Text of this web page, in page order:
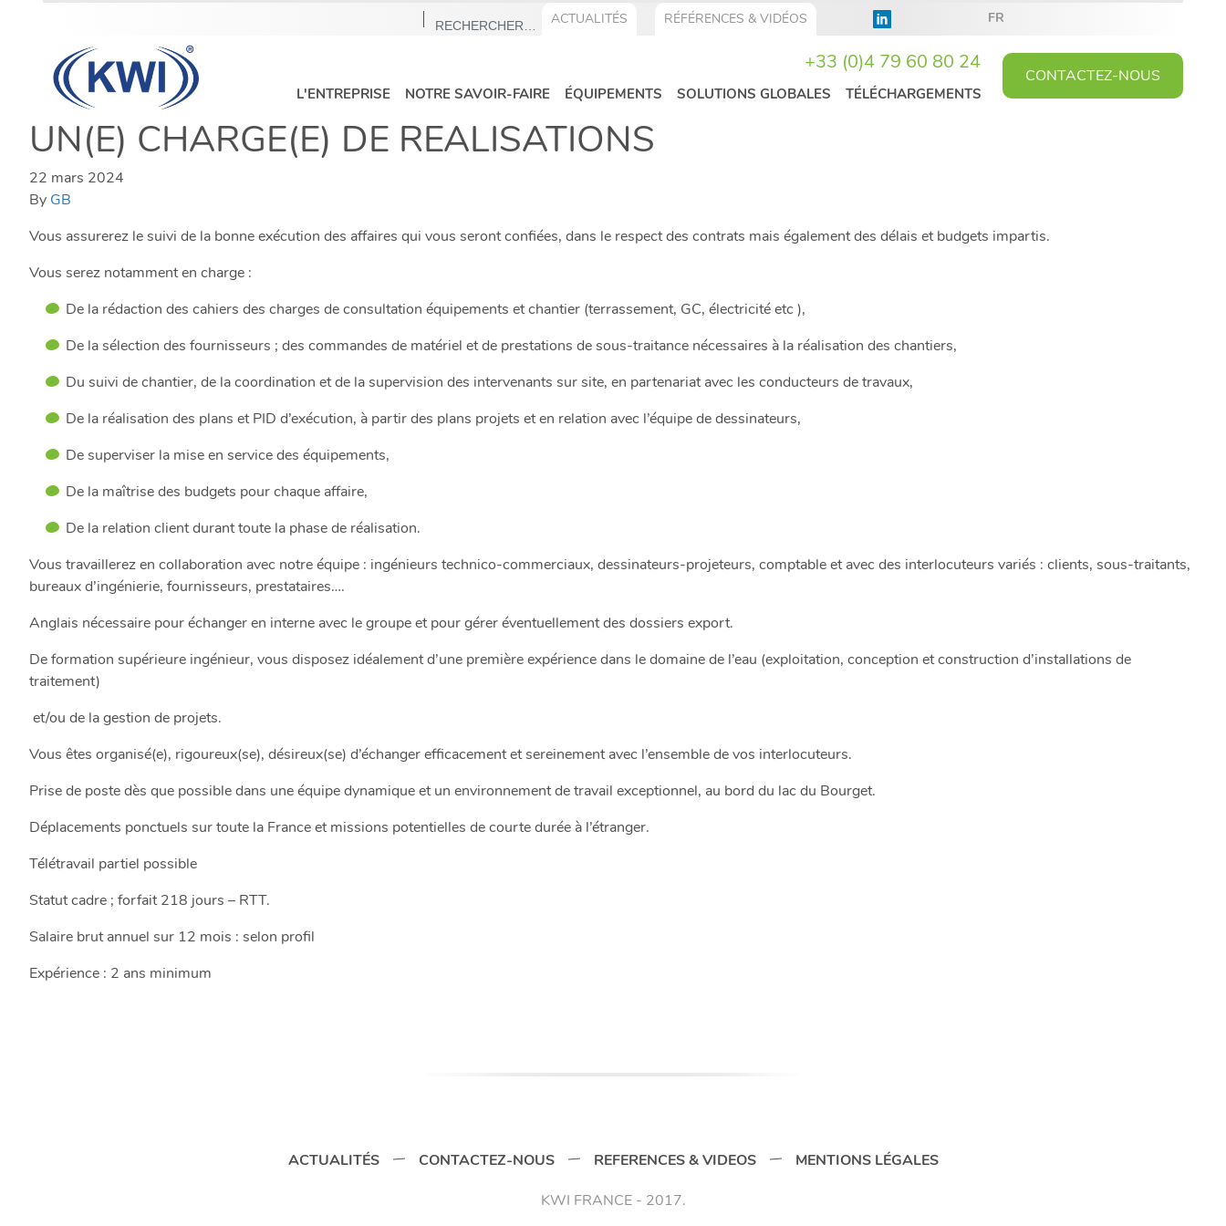
RECHERCHER :
ACTUALITÉS RÉFÉRENCES & VIDÉOS FR
+33 (0)4 79 60 80 24
L'ENTREPRISE NOTRE SAVOIR-FAIRE ÉQUIPEMENTS SOLUTIONS GLOBALES TÉLÉCHARGEMENTS
CONTACTEZ-NOUS
L'ENTREPRISE
NOTRE
FAIRE
SOLUTIONS
TÉLÉCHARGEMENTS
CONTACTEZ-
RÉFÉRENCES
VIDÉOS
LinkedIn
UN(E) CHARGE(E) DE REALISATIONS
22 mars 2024
By GB
Vous assurerez le suivi de la bonne exécution des affaires qui vous seront confiées, dans le respect des contrats mais également des délais et budgets impartis.
Vous serez notamment en charge :
De la rédaction des cahiers des charges de consultation équipements et chantier (terrassement, GC, électricité etc ),
De la sélection des fournisseurs ; des commandes de matériel et de prestations de sous-traitance nécessaires à la réalisation des chantiers,
Du suivi de chantier, de la coordination et de la supervision des intervenants sur site, en partenariat avec les conducteurs de travaux,
De la réalisation des plans et PID d’exécution, à partir des plans projets et en relation avec l’équipe de dessinateurs,
De superviser la mise en service des équipements,
De la maîtrise des budgets pour chaque affaire,
De la relation client durant toute la phase de réalisation.
Vous travaillerez en collaboration avec notre équipe : ingénieurs technico-commerciaux, dessinateurs-projeteurs, comptable et avec des interlocuteurs variés : clients, sous-traitants,
bureaux d’ingénierie, fournisseurs, prestataires….
Anglais nécessaire pour échanger en interne avec le groupe et pour gérer éventuellement des dossiers export.
De formation supérieure ingénieur, vous disposez idéalement d’une première expérience dans le domaine de l’eau (exploitation, conception et construction d’installations de
traitement)
et/ou de la gestion de projets.
Vous êtes organisé(e), rigoureux(se), désireux(se) d’échanger efficacement et sereinement avec l’ensemble de vos interlocuteurs.
Prise de poste dès que possible dans une équipe dynamique et un environnement de travail exceptionnel, au bord du lac du Bourget.
Déplacements ponctuels sur toute la France et missions potentielles de courte durée à l’étranger.
Télétravail partiel possible
Statut cadre ; forfait 218 jours – RTT.
Salaire brut annuel sur 12 mois : selon profil
Expérience : 2 ans minimum
ACTUALITÉS CONTACTEZ-NOUS REFERENCES & VIDEOS
MENTIONS LÉGALES
KWI FRANCE - 2017.